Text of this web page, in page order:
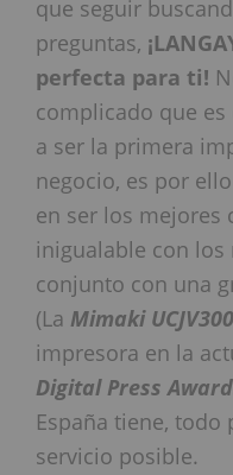
que seguir
preguntas,
perfecta para ti!
complicado que
a ser la primera
negocio, es por
en ser los mejores
inigualable con
conjunto con una
(La Mimaki UCJV300
impresora en la
Digital Press
España tiene,
servicio posible.